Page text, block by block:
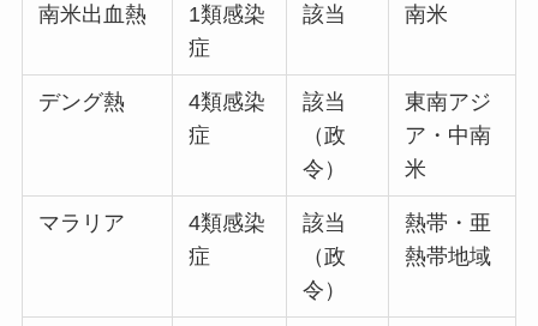
南米出血熱
1類感染
症
該当 南米
デング熱
4類感染
症
該当
（政
令）
東南アジ
ア・中南
米
マラリア
4類感染
症
該当
（政
令）
熱帯・亜
熱帯地域